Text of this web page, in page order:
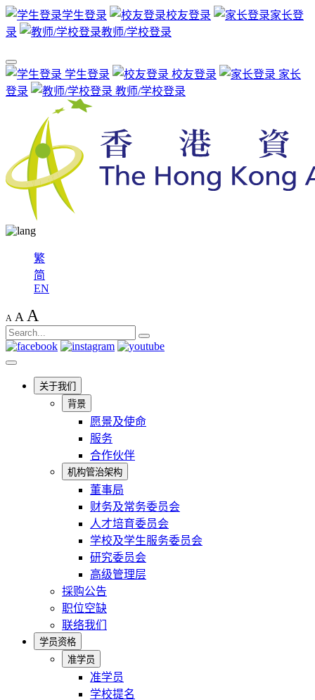
学生登录 校友登录
家长登
录
教师/学校登录
学生登录 校友登录
家长
登录
教师/学校登录
繁
简
EN
A A A
关于我们
背景
愿景及使命
服务
合作伙伴
机构管治架构
董事局
财务及常务委员会
人才培育委员会
学校及学生服务委员会
研究委员会
高级管理层
採购公告
职位空缺
联络我们
学员资格
准学员
准学员
学校提名